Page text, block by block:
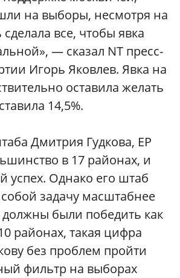
на выборы, несмотря на
сделала все, чтобы явка
— сказал NT пресс-
Игорь Яковлев. Явка на
оставила желать
14,5%.
Дмитрия Гудкова, ЕР
в 17 районах, и
успех. Однако его штаб
задачу масштабнее
были победить как
районах, такая цифра
без проблем пройти
фильтр на выборах